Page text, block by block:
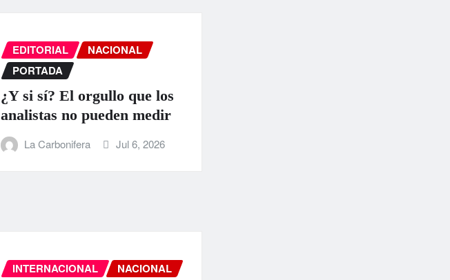
EDITORIAL
NACIONAL
PORTADA
¿Y si sí? El orgullo que los
analistas no pueden medir
La Carbonifera Jul 6, 2026
INTERNACIONAL
NACIONAL